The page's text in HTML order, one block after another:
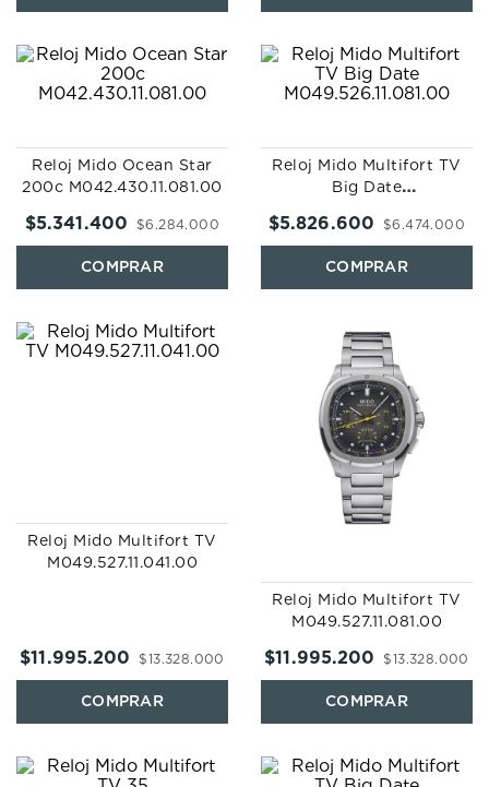
Reloj Mido Ocean Star
200c M042.430.11.081.00
$6 .284.000
$5.341.400
Reloj Mido Multifort TV
Big Date
$6 .474.000
$5.826.600
Reloj Mido Multifort TV
M049.527.11.041.00
$13.328.000
$11.995.200
Reloj Mido Multifort TV
M049.527.11.081.00
$13.328.000
$11.995.200